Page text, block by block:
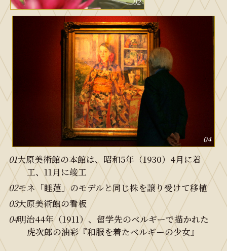
04
01大原美術館の本館は、昭和5年（1930）4月に着
工、11月に竣工
02モネ「睡蓮」のモデルと同じ株を譲り受けて移植
03大原美術館の看板
04明治44年（1911）、留学先のベルギーで描かれた
虎次郎の油彩『和服を着たベルギーの少女』